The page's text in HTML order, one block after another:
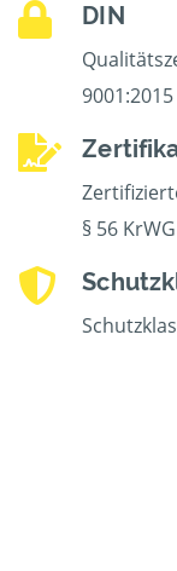
DIN
9001:2015
§ 56 KrWG